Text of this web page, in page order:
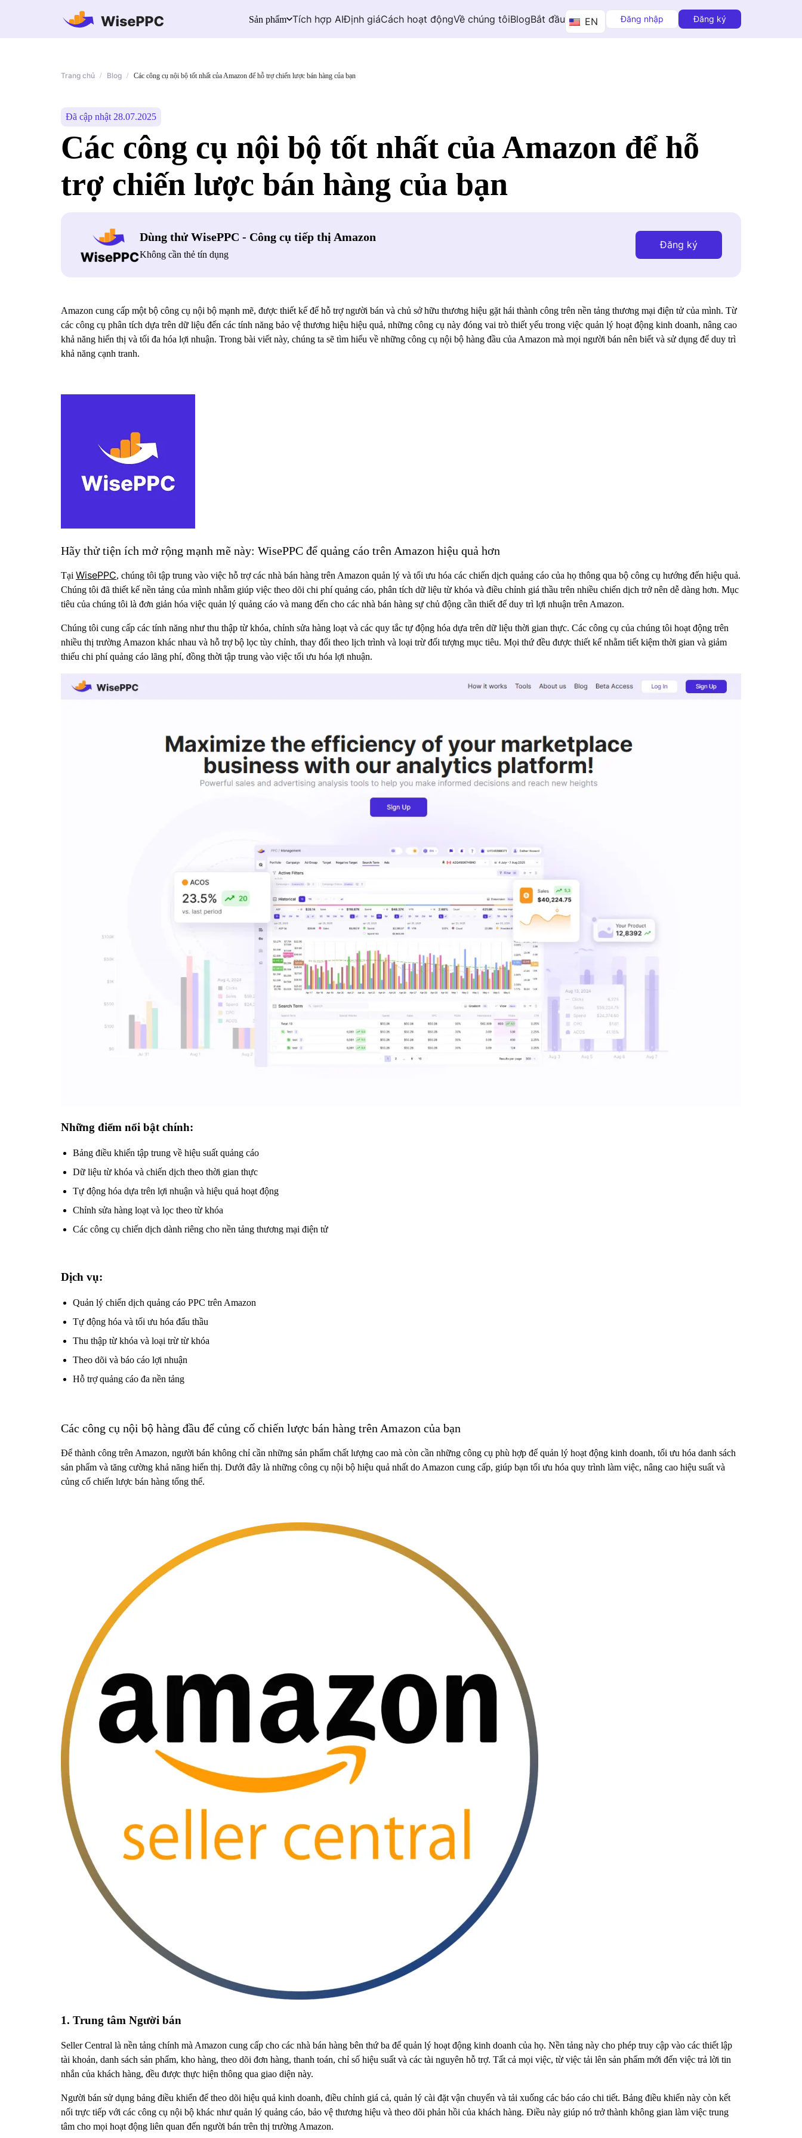
Sản phẩm Tích hợp AIĐịnh giáCách hoạt độngVề chúng tôiBlogBắt đầu EN Đăng nhập Đăng ký
Trang chủ / Blog / Các công cụ nội bộ tốt nhất của Amazon để hỗ trợ chiến lược bán hàng của bạn
Đã cập nhật 28.07.2025
Các công cụ nội bộ tốt nhất của Amazon để hỗ
trợ chiến lược bán hàng của bạn
Dùng thử WisePPC - Công cụ tiếp thị Amazon
Không cần thẻ tín dụng
Đăng ký
Amazon cung cấp một bộ công cụ nội bộ mạnh mẽ, được thiết kế để hỗ trợ người bán và chủ sở hữu thương hiệu gặt hái thành công trên nền tảng thương mại điện tử của mình. Từ
các công cụ phân tích dựa trên dữ liệu đến các tính năng bảo vệ thương hiệu hiệu quả, những công cụ này đóng vai trò thiết yếu trong việc quản lý hoạt động kinh doanh, nâng cao
khả năng hiển thị và tối đa hóa lợi nhuận. Trong bài viết này, chúng ta sẽ tìm hiểu về những công cụ nội bộ hàng đầu của Amazon mà mọi người bán nên biết và sử dụng để duy trì
khả năng cạnh tranh.
Hãy thử tiện ích mở rộng mạnh mẽ này: WisePPC để quảng cáo trên Amazon hiệu quả hơn
Tại WisePPC, chúng tôi tập trung vào việc hỗ trợ các nhà bán hàng trên Amazon quản lý và tối ưu hóa các chiến dịch quảng cáo của họ thông qua bộ công cụ hướng đến hiệu quả.
Chúng tôi đã thiết kế nền tảng của mình nhằm giúp việc theo dõi chi phí quảng cáo, phân tích dữ liệu từ khóa và điều chỉnh giá thầu trên nhiều chiến dịch trở nên dễ dàng hơn. Mục
tiêu của chúng tôi là đơn giản hóa việc quản lý quảng cáo và mang đến cho các nhà bán hàng sự chủ động cần thiết để duy trì lợi nhuận trên Amazon.
Chúng tôi cung cấp các tính năng như thu thập từ khóa, chỉnh sửa hàng loạt và các quy tắc tự động hóa dựa trên dữ liệu thời gian thực. Các công cụ của chúng tôi hoạt động trên
nhiều thị trường Amazon khác nhau và hỗ trợ bộ lọc tùy chỉnh, thay đổi theo lịch trình và loại trừ đối tượng mục tiêu. Mọi thứ đều được thiết kế nhằm tiết kiệm thời gian và giảm
thiểu chi phí quảng cáo lãng phí, đồng thời tập trung vào việc tối ưu hóa lợi nhuận.
Những điểm nổi bật chính:
Bảng điều khiển tập trung về hiệu suất quảng cáo
Dữ liệu từ khóa và chiến dịch theo thời gian thực
Tự động hóa dựa trên lợi nhuận và hiệu quả hoạt động
Chỉnh sửa hàng loạt và lọc theo từ khóa
Các công cụ chiến dịch dành riêng cho nền tảng thương mại điện tử
Dịch vụ:
Quản lý chiến dịch quảng cáo PPC trên Amazon
Tự động hóa và tối ưu hóa đấu thầu
Thu thập từ khóa và loại trừ từ khóa
Theo dõi và báo cáo lợi nhuận
Hỗ trợ quảng cáo đa nền tảng
Các công cụ nội bộ hàng đầu để củng cố chiến lược bán hàng trên Amazon của bạn
Để thành công trên Amazon, người bán không chỉ cần những sản phẩm chất lượng cao mà còn cần những công cụ phù hợp để quản lý hoạt động kinh doanh, tối ưu hóa danh sách
sản phẩm và tăng cường khả năng hiển thị. Dưới đây là những công cụ nội bộ hiệu quả nhất do Amazon cung cấp, giúp bạn tối ưu hóa quy trình làm việc, nâng cao hiệu suất và
củng cố chiến lược bán hàng tổng thể.
1. Trung tâm Người bán
Seller Central là nền tảng chính mà Amazon cung cấp cho các nhà bán hàng bên thứ ba để quản lý hoạt động kinh doanh của họ. Nền tảng này cho phép truy cập vào các thiết lập
tài khoản, danh sách sản phẩm, kho hàng, theo dõi đơn hàng, thanh toán, chỉ số hiệu suất và các tài nguyên hỗ trợ. Tất cả mọi việc, từ việc tải lên sản phẩm mới đến việc trả lời tin
nhắn của khách hàng, đều được thực hiện thông qua giao diện này.
Người bán sử dụng bảng điều khiển để theo dõi hiệu quả kinh doanh, điều chỉnh giá cả, quản lý cài đặt vận chuyển và tải xuống các báo cáo chi tiết. Bảng điều khiển này còn kết
nối trực tiếp với các công cụ nội bộ khác như quản lý quảng cáo, bảo vệ thương hiệu và theo dõi phản hồi của khách hàng. Điều này giúp nó trở thành không gian làm việc trung
tâm cho mọi hoạt động liên quan đến người bán trên thị trường Amazon.